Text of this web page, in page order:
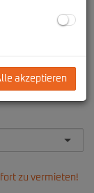
akzeptieren